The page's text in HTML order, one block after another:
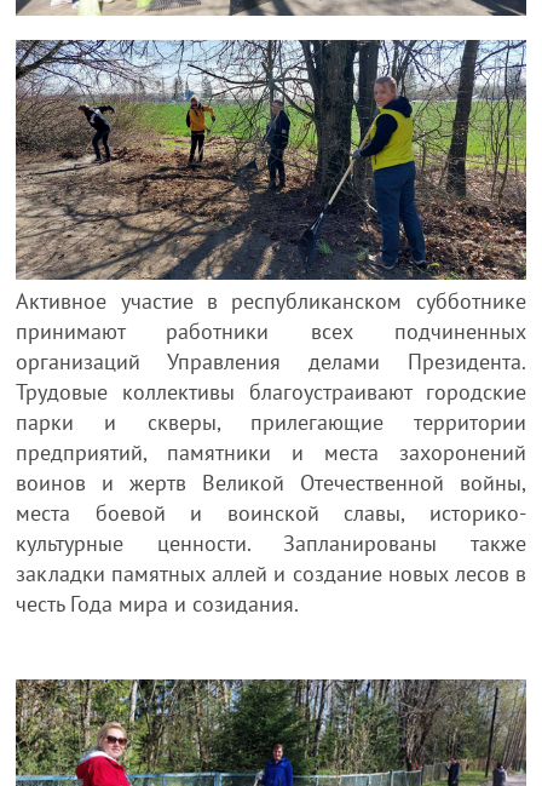
Активное участие в республиканском субботнике
принимают работники всех подчиненных
организаций Управления делами Президента.
Трудовые коллективы благоустраивают городские
парки и скверы, прилегающие территории
предприятий, памятники и места захоронений
воинов и жертв Великой Отечественной войны,
места боевой и воинской славы, историко-
культурные ценности. Запланированы также
закладки памятных аллей и создание новых лесов в
честь Года мира и созидания.